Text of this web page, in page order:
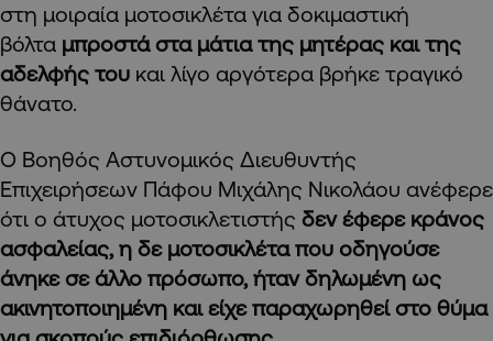
στη μοιραία μοτοσικλέτα για δοκιμαστική
βόλτα μπροστά στα μάτια της μητέρας και της
αδελφής του και λίγο αργότερα βρήκε τραγικό
θάνατο.
Ο Βοηθός Αστυνομικός Διευθυντής
Επιχειρήσεων Πάφου Μιχάλης Νικολάου ανέφερε
ότι ο άτυχος μοτοσικλετιστής δεν έφερε κράνος
ασφαλείας, η δε μοτοσικλέτα που οδηγούσε
άνηκε σε άλλο πρόσωπο, ήταν δηλωμένη ως
ακινητοποιημένη και είχε παραχωρηθεί στο θύμα